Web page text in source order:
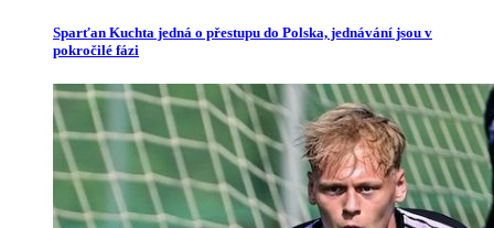
Sparťan Kuchta jedná o přestupu do Polska, jednávání jsou v
pokročilé fázi